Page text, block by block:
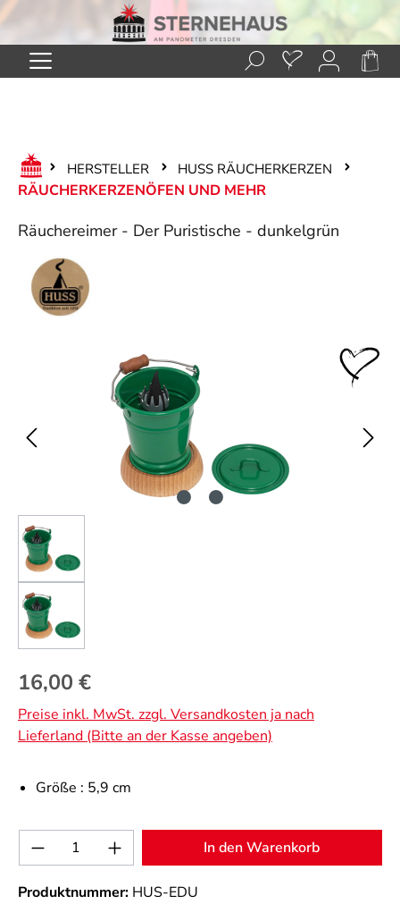
Zum Hauptinhalt springen
HERSTELLER HUSS RÄUCHERKERZEN
RÄUCHERKERZENÖFEN UND MEHR
Räuchereimer - Der Puristische - dunkelgrün
Regulärer Preis:
16,00 €
Preise inkl. MwSt. zzgl. Versandkosten ja nach
Lieferland (Bitte an der Kasse angeben)
Größe : 5,9 cm
Produkt Anzahl: Gib den gewünschten
In den Warenkorb
Produktnummer: HUS-EDU